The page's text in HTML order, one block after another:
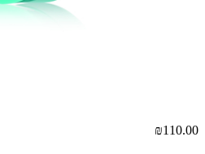
₪110.00